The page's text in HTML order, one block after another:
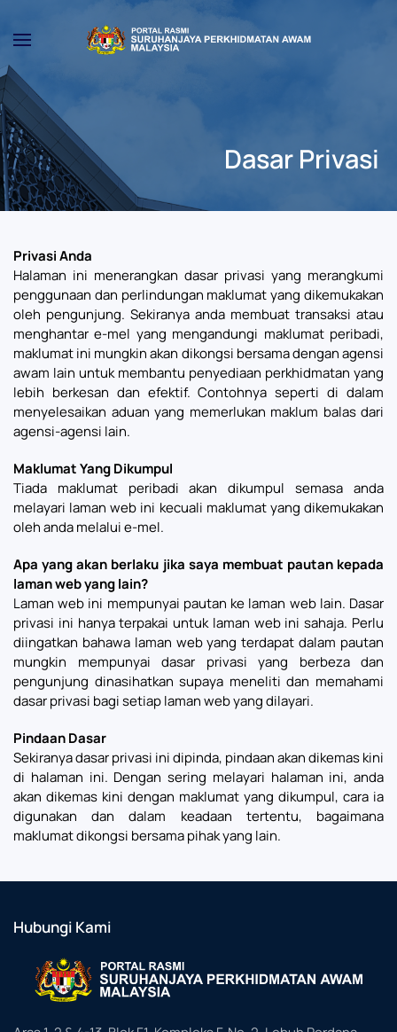
Skip to main content
Dasar Privasi
Privasi Anda
Halaman ini menerangkan dasar privasi yang merangkumi
penggunaan dan perlindungan maklumat yang dikemukakan
oleh pengunjung. Sekiranya anda membuat transaksi atau
menghantar e-mel yang mengandungi maklumat peribadi,
maklumat ini mungkin akan dikongsi bersama dengan agensi
awam lain untuk membantu penyediaan perkhidmatan yang
lebih berkesan dan efektif. Contohnya seperti di dalam
menyelesaikan aduan yang memerlukan maklum balas dari
agensi-agensi lain.
Maklumat Yang Dikumpul
Tiada maklumat peribadi akan dikumpul semasa anda
melayari laman web ini kecuali maklumat yang dikemukakan
oleh anda melalui e-mel.
Apa yang akan berlaku jika saya membuat pautan kepada
laman web yang lain?
Laman web ini mempunyai pautan ke laman web lain. Dasar
privasi ini hanya terpakai untuk laman web ini sahaja. Perlu
diingatkan bahawa laman web yang terdapat dalam pautan
mungkin mempunyai dasar privasi yang berbeza dan
pengunjung dinasihatkan supaya meneliti dan memahami
dasar privasi bagi setiap laman web yang dilayari.
Pindaan Dasar
Sekiranya dasar privasi ini dipinda, pindaan akan dikemas kini
di halaman ini. Dengan sering melayari halaman ini, anda
akan dikemas kini dengan maklumat yang dikumpul, cara ia
digunakan dan dalam keadaan tertentu, bagaimana
maklumat dikongsi bersama pihak yang lain.
Hubungi Kami